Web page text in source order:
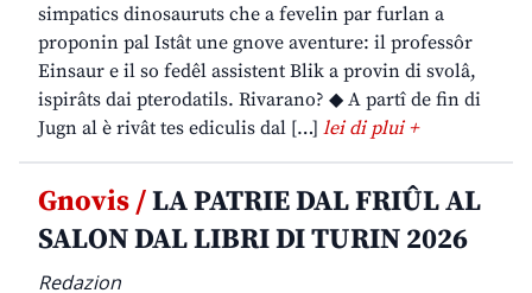
simpatics dinosauruts che a fevelin par furlan a
proponin pal Istât une gnove aventure: il professôr
Einsaur e il so fedêl assistent Blik a provin di svolâ,
ispirâts dai pterodatils. Rivarano? ◆ A partî de fin di
Jugn al è rivât tes ediculis dal […] lei di plui +
Gnovis /LA PATRIE DAL FRIÛL AL
SALON DAL LIBRI DI TURIN 2026
Redazion